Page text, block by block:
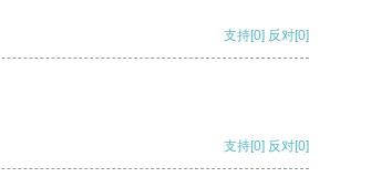
支持[0] 反对[0]
支持[0] 反对[0]